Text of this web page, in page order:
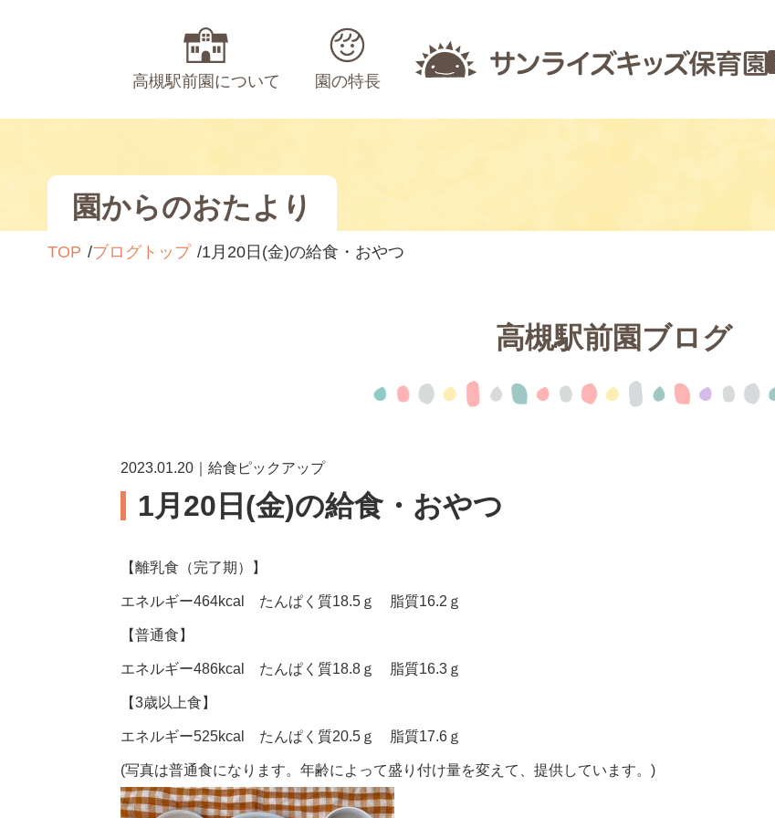
高槻駅前園について 園の特長
園からのおたより
TOP ブログトップ 1月20日(金)の給食・おやつ
高槻駅前園ブログ
2023.01.20｜給食ピックアップ
1月20日(金)の給食・おやつ
【離乳食（完了期）】
エネルギー464kcal たんぱく質18.5ｇ 脂質16.2ｇ
【普通食】
エネルギー486kcal たんぱく質18.8ｇ 脂質16.3ｇ
【3歳以上食】
エネルギー525kcal たんぱく質20.5ｇ 脂質17.6ｇ
(写真は普通食になります。年齢によって盛り付け量を変えて、提供しています。)